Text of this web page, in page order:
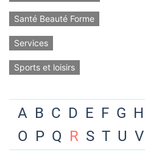
Santé Beauté Forme
Services
Sports et loisirs
A B C D E F G H
O P Q R S T U V